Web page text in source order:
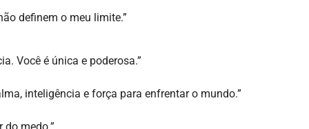
definem o meu limite.”
Você é única e poderosa.”
inteligência e força para enfrentar o mundo.”